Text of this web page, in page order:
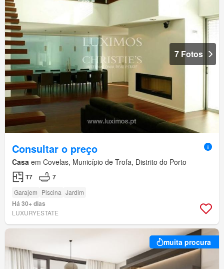
7 Fotos
Consultar o preço
Casa em Covelas, Município de Trofa, Distrito do Porto
T7 7
Garajem Piscina Jardim
Há 30+ dias
LUXURYESTATE
muita procura